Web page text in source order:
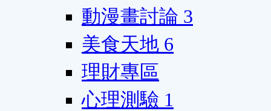
動漫畫討論 3
美食天地 6
理財專區
心理測驗 1